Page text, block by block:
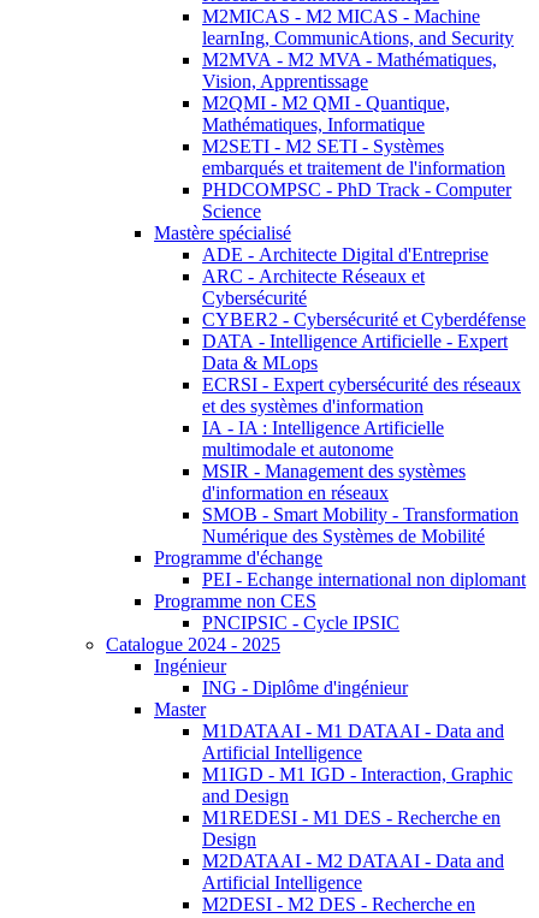
M2MICAS - M2 MICAS - Machine
learnIng, CommunicAtions, and Security
M2MVA - M2 MVA - Mathématiques,
Vision, Apprentissage
M2QMI - M2 QMI - Quantique,
Mathématiques, Informatique
M2SETI - M2 SETI - Systèmes
embarqués et traitement de l'information
PHDCOMPSC - PhD Track - Computer
Science
Mastère spécialisé
ADE - Architecte Digital d'Entreprise
ARC - Architecte Réseaux et
Cybersécurité
CYBER2 - Cybersécurité et Cyberdéfense
DATA - Intelligence Artificielle - Expert
Data & MLops
ECRSI - Expert cybersécurité des réseaux
et des systèmes d'information
IA - IA : Intelligence Artificielle
multimodale et autonome
MSIR - Management des systèmes
d'information en réseaux
SMOB - Smart Mobility - Transformation
Numérique des Systèmes de Mobilité
Programme d'échange
PEI - Echange international non diplomant
Programme non CES
PNCIPSIC - Cycle IPSIC
Catalogue 2024 - 2025
Ingénieur
ING - Diplôme d'ingénieur
Master
M1DATAAI - M1 DATAAI - Data and
Artificial Intelligence
M1IGD - M1 IGD - Interaction, Graphic
and Design
M1REDESI - M1 DES - Recherche en
Design
M2DATAAI - M2 DATAAI - Data and
Artificial Intelligence
M2DESI - M2 DES - Recherche en